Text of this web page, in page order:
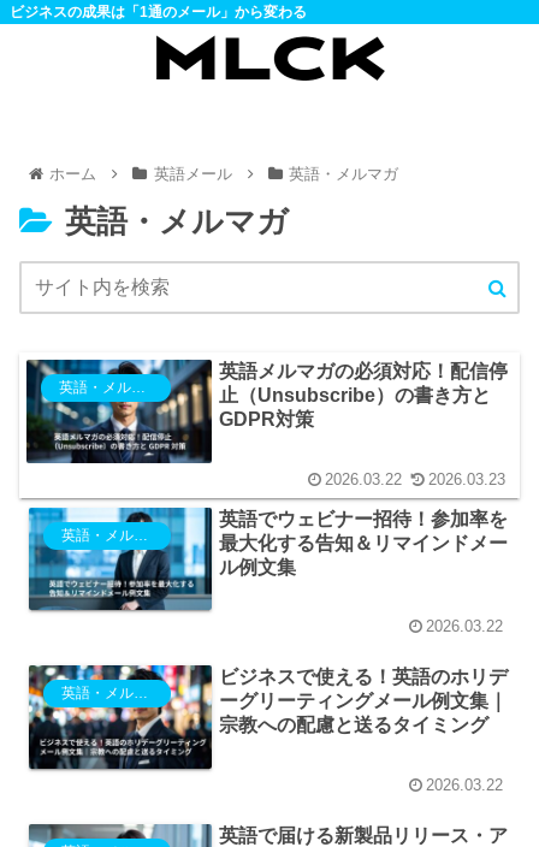
ビジネスの成果は「1通のメール」から変わる
ホーム 英語メール 英語・メルマガ
英語・メルマガ
英語・メルマガ
英語メルマガの必須対応！配信停
止（Unsubscribe）の書き方と
GDPR対策
2026.03.22 2026.03.23
英語でウェビナー招待！参加率を
最大化する告知＆リマインドメー
ル例文集
2026.03.22
英語・メルマガ
ビジネスで使える！英語のホリデ
ーグリーティングメール例文集｜
宗教への配慮と送るタイミング
2026.03.22
英語で届ける新製品リリース・ア